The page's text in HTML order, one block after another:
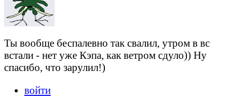
Ты вообще беспалевно так свалил, утром в вс
встали - нет уже Кэпа, как ветром сдуло)) Ну
спасибо, что зарулил!)
войти